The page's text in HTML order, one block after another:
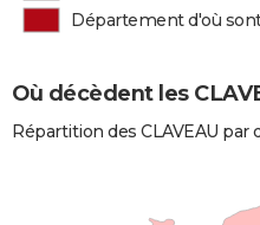
Département d'où
Où décèdent les
Répartition des CLAVEAU